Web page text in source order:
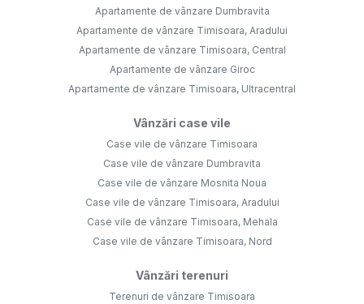
Apartamente de vânzare Dumbravita
Apartamente de vânzare Timisoara, Aradului
Apartamente de vânzare Timisoara, Central
Apartamente de vânzare Giroc
Apartamente de vânzare Timisoara, Ultracentral
Vânzări case vile
Case vile de vânzare Timisoara
Case vile de vânzare Dumbravita
Case vile de vânzare Mosnita Noua
Case vile de vânzare Timisoara, Aradului
Case vile de vânzare Timisoara, Mehala
Case vile de vânzare Timisoara, Nord
Vânzări terenuri
Terenuri de vânzare Timisoara